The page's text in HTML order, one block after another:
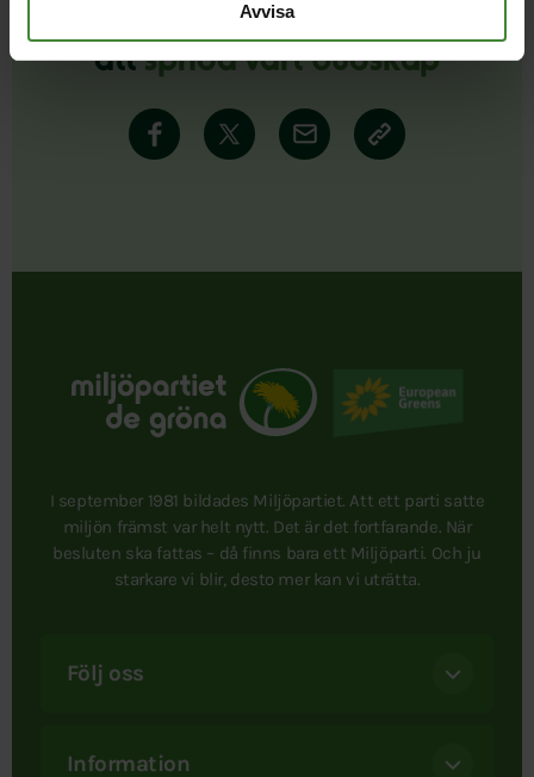
Avvisa
Dela denna sida och hjälp oss
attsprida vårt budskap
I september 1981 bildades Miljöpartiet. Att ett parti satte
miljön främst var helt nytt. Det är det fortfarande. När
besluten ska fattas – då finns bara ett Miljöparti. Och ju
starkare vi blir, desto mer kan vi uträtta.
Följ oss
Information